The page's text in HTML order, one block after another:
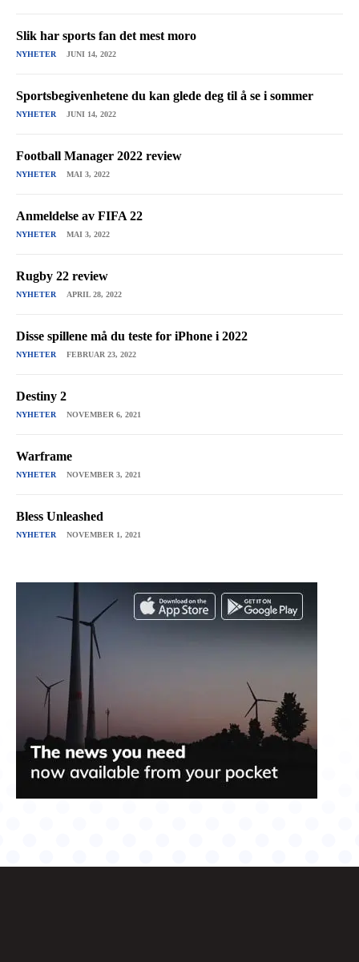
Slik har sports fan det mest moro
NYHETER JUNI 14, 2022
Sportsbegivenhetene du kan glede deg til å se i sommer
NYHETER JUNI 14, 2022
Football Manager 2022 review
NYHETER MAI 3, 2022
Anmeldelse av FIFA 22
NYHETER MAI 3, 2022
Rugby 22 review
NYHETER APRIL 28, 2022
Disse spillene må du teste for iPhone i 2022
NYHETER FEBRUAR 23, 2022
Destiny 2
NYHETER NOVEMBER 6, 2021
Warframe
NYHETER NOVEMBER 3, 2021
Bless Unleashed
NYHETER NOVEMBER 1, 2021